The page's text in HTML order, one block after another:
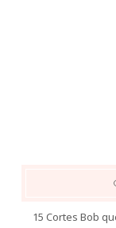
15 Cortes Bob